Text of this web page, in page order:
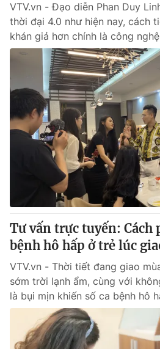
Photo
Video
VTV Money
VTV Sức khoẻ Bất
Thị trường 24h Tấm
VTV9 VTV8
Liên hệ tòa soạn
THỜI BÁO VTV
VTV.vn - Đạo diễn Phan Duy
thời đại 4.0 như hiện nay, cách
khán giả hơn chính là công
Tư vấn trực tuyến: Cách
bệnh hô hấp ở trẻ lúc
VTV.vn - Thời tiết đang giao
sớm trời lạnh ẩm, cùng với
là bụi mịn khiến số ca bệnh hô